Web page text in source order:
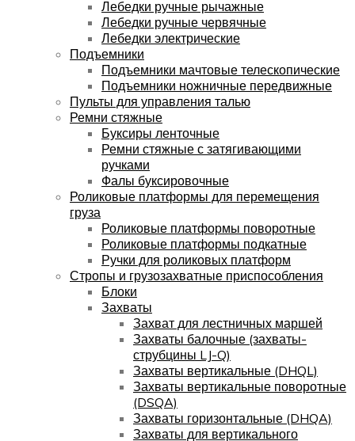
Лебедки ручные рычажные
Лебедки ручные червячные
Лебедки электрические
Подъемники
Подъемники мачтовые телескопические
Подъемники ножничные передвижные
Пульты для управления талью
Ремни стяжные
Буксиры ленточные
Ремни стяжные с затягивающими
ручками
Фалы буксировочные
Роликовые платформы для перемещения
груза
Роликовые платформы поворотные
Роликовые платформы подкатные
Ручки для роликовых платформ
Стропы и грузозахватные приспособления
Блоки
Захваты
Захват для лестничных маршей
Захваты балочные (захваты-
струбцины LJ-Q)
Захваты вертикальные (DHQL)
Захваты вертикальные поворотные
(DSQA)
Захваты горизонтальные (DHQA)
Захваты для вертикального